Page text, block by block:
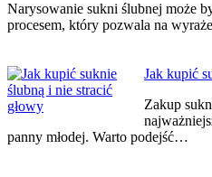
Narysowanie sukni ślubnej może
procesem, który pozwala na
Jak kupić
Zakup
panny młodej. Warto podejść…